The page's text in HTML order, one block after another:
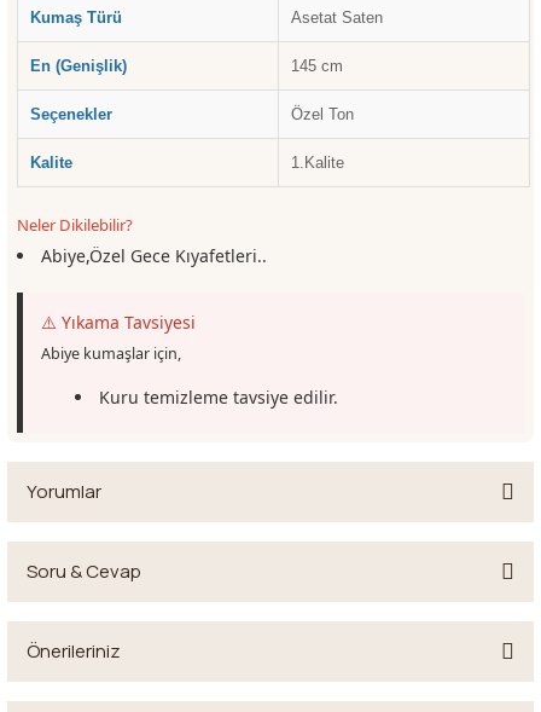
Kumaş Türü Asetat Saten
En (Genişlik) 145 cm
Seçenekler Özel Ton
Kalite 1.Kalite
Neler Dikilebilir?
Abiye,Özel Gece Kıyafetleri..
⚠️ Yıkama Tavsiyesi
Abiye kumaşlar için,
Kuru temizleme tavsiye edilir.
Yorumlar
Soru & Cevap
Önerileriniz
Bu ürünün fiyat bilgisi, resim, ürün açıklamalarında ve diğer